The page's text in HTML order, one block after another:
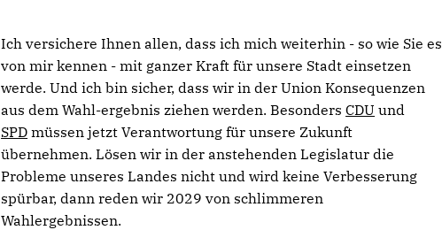
Ich versichere Ihnen allen, dass ich mich weiterhin - so wie Sie es
von mir kennen - mit ganzer Kraft für unsere Stadt einsetzen
werde. Und ich bin sicher, dass wir in der Union Konsequenzen
aus dem Wahl-ergebnis ziehen werden. BesondersCDU und
SPD müssen jetzt Verantwortung für unsere Zukunft
übernehmen. Lösen wir in der anstehenden Legislatur die
Probleme unseres Landes nicht und wird keine Verbesserung
spürbar, dann reden wir 2029 von schlimmeren
Wahlergebnissen.